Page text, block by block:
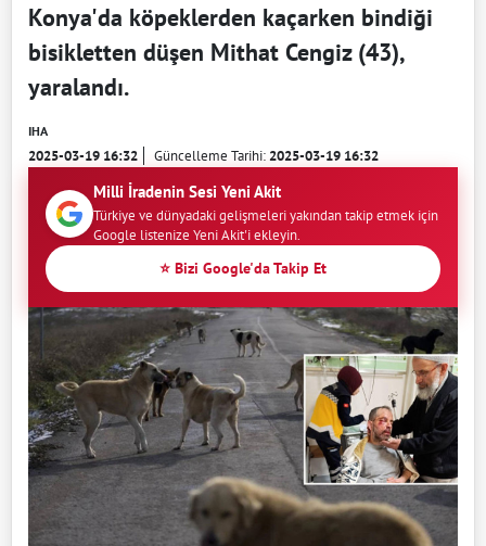
Konya'da köpeklerden kaçarken bindiği
bisikletten düşen Mithat Cengiz (43),
yaralandı.
IHA
2025-03-19 16:32 Güncelleme Tarihi:2025-03-19 16:32
Milli İradenin Sesi Yeni Akit
Türkiye ve dünyadaki gelişmeleri yakından takip etmek için
Google listenize Yeni Akit'i ekleyin.
⭐ Bizi Google'da Takip Et